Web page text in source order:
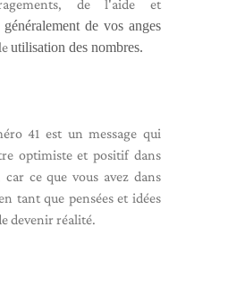
de l'aide et
de vos anges
utilisation des nombres.
41 est un message qui
optimiste et positif dans
car ce que vous avez dans
tant que pensées et idées
devenir réalité.